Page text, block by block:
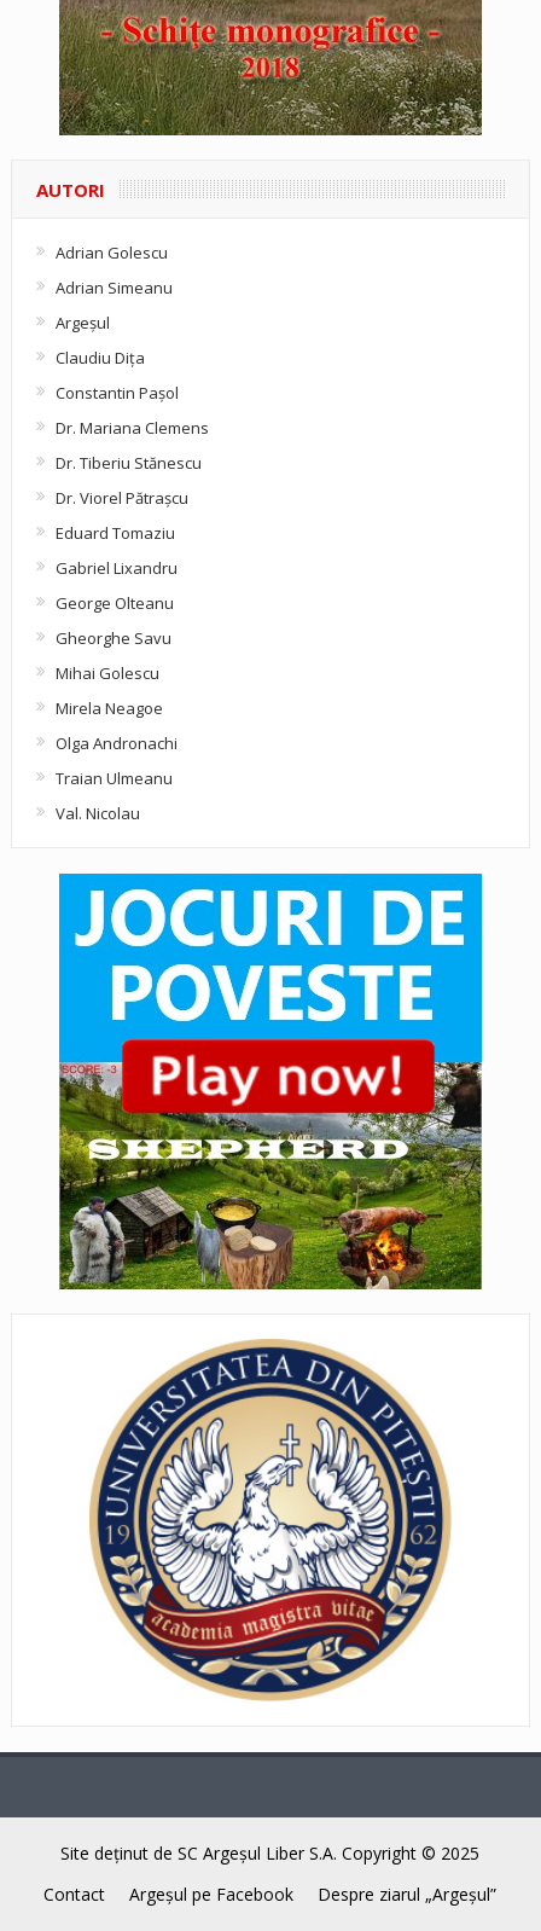
AUTORI
Adrian Golescu
Adrian Simeanu
Argeşul
Claudiu Diţa
Constantin Pașol
Dr. Mariana Clemens
Dr. Tiberiu Stănescu
Dr. Viorel Pătraşcu
Eduard Tomaziu
Gabriel Lixandru
George Olteanu
Gheorghe Savu
Mihai Golescu
Mirela Neagoe
Olga Andronachi
Traian Ulmeanu
Val. Nicolau
Site deţinut de SC Argeşul Liber S.A. Copyright © 2025
Contact
Argeşul pe Facebook Despre ziarul „Argeşul”